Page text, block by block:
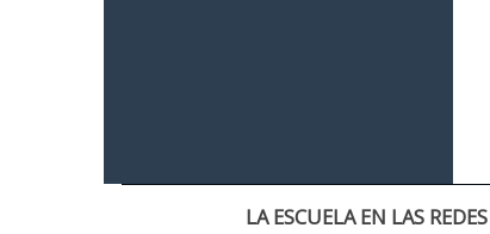
LA ESCUELA EN LAS REDES